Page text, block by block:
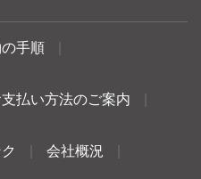
手順
支払い方法のご案内
会社概況